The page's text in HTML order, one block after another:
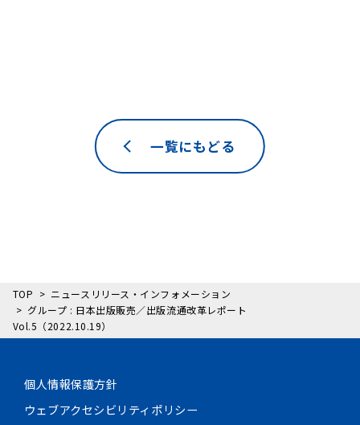
一覧にもどる
TOP
ニュースリリース・インフォメーション
グループ : 日本出版販売／出版流通改革レポート
Vol.5（2022.10.19）
個人情報保護方針
ウェブアクセシビリティポリシー